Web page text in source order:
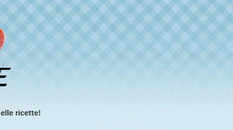
ricette!